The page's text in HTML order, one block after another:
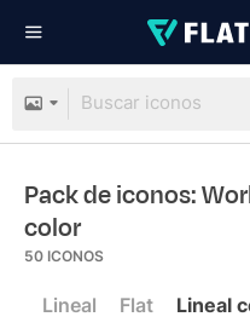
Pack de iconos:
color
50 ICONOS
Lineal Flat Lineal